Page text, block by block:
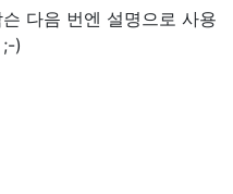
다음 번엔 설명으로 사용
)